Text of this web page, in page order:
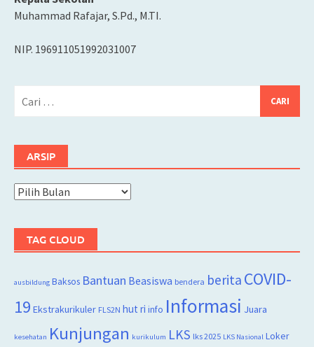
Muhammad Rafajar, S.Pd., M.TI.
NIP. 196911051992031007
ARSIP
Arsip
TAG CLOUD
ausbildung Baksos Bantuan Beasiswa bendera berita COVID-
19 Ekstrakurikuler FLS2N hut ri info Informasi Juara
kesehatan Kunjungan kurikulum LKS lks 2025 LKS Nasional Loker